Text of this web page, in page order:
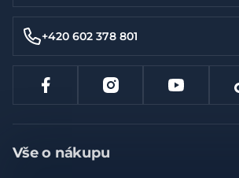
+420 602 378 801
Vše o nákupu